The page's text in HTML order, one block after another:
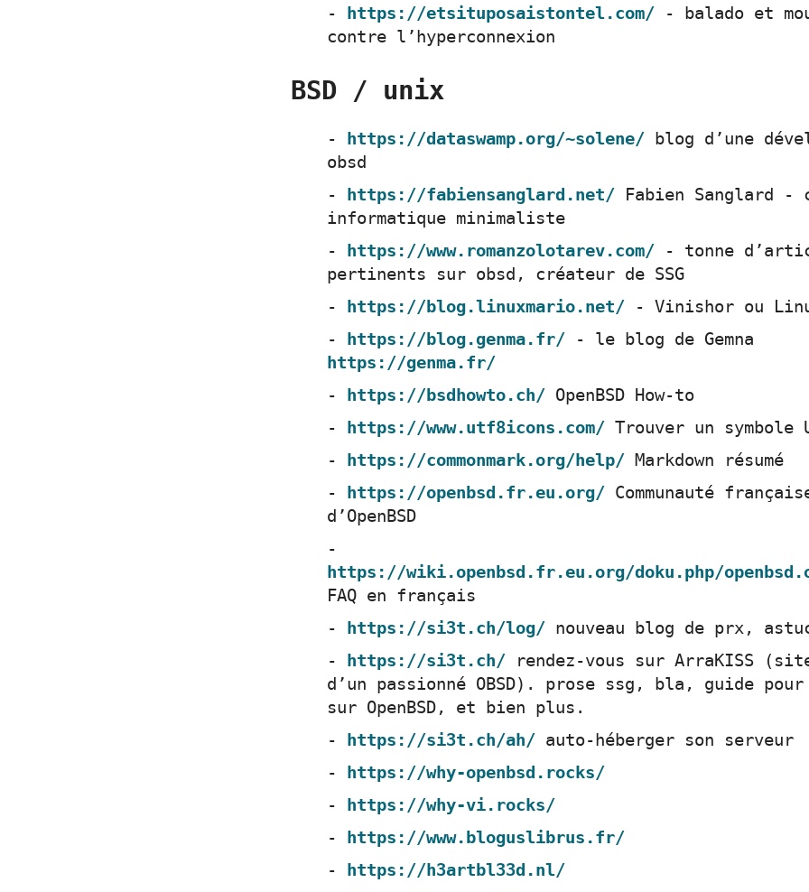
https://etsituposaistontel.com/ - balado et
contre l’hyperconnexion
BSD / unix
https://dataswamp.org/~solene/ blog d’une
obsd
https://fabiensanglard.net/ Fabien Sanglard -
informatique minimaliste
https://www.romanzolotarev.com/ - tonne
pertinents sur obsd, créateur de SSG
https://blog.linuxmario.net/ - Vinishor ou
https://blog.genma.fr/ - le blog de Gemna
https://genma.fr/
https://bsdhowto.ch/ OpenBSD How-to
https://www.utf8icons.com/ Trouver un symbole
https://commonmark.org/help/ Markdown résumé
https://openbsd.fr.eu.org/ Communauté
d’OpenBSD
https://wiki.openbsd.fr.eu.org/doku.php/
FAQ en français
https://si3t.ch/log/ nouveau blog de prx,
https://si3t.ch/ rendez-vous sur ArraKISS
d’un passionné OBSD). prose ssg, bla, guide pour
sur OpenBSD, et bien plus.
https://si3t.ch/ah/ auto-héberger son serveur
https://why-openbsd.rocks/
https://why-vi.rocks/
https://www.bloguslibrus.fr/
https://h3artbl33d.nl/